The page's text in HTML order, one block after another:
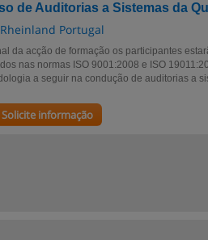
de Auditorias a Sistemas da
Portugal
da acção de formação os participantes
nas normas ISO 9001:2008 e ISO
a seguir na condução de auditorias a
Solicite informação